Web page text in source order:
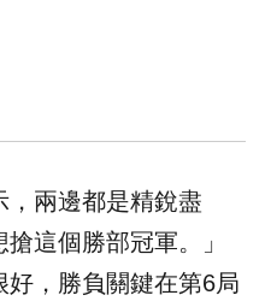
，兩邊都是精銳盡
這個勝部冠軍。」
，勝負關鍵在第6局